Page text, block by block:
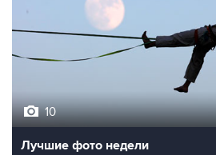
10
Лучшие фото недели